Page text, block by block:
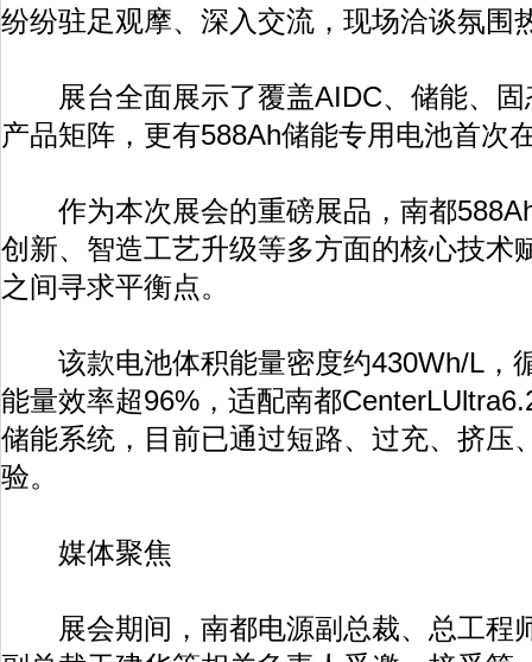
纷纷驻足观摩、深入交流，现场洽谈氛围
展台全面展示了覆盖AIDC、储能、固
产品矩阵，更有588Ah储能专用电池首次
作为本次展会的重磅展品，南都
创新、智造工艺升级等多方面的核心技术
之间寻求平衡点。
该款电池体积能量密度约430Wh/L，
能量效率超96%，适配南都
储能系统，目前已通过短路、过充、挤压
验。
媒体聚焦
展会期间，南都电源副总裁、总工程